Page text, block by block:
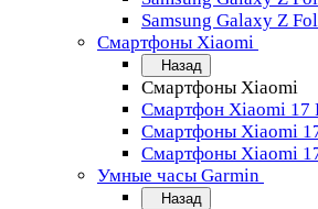
Samsung Galaxy Z
Смартфоны Xiaomi
Назад
Смартфоны Xiaomi
Смартфон Xiaomi 17
Смартфоны Xiaomi
Смартфоны Xiaomi
Умные часы Garmin
Назад